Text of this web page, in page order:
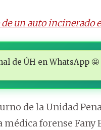
un auto incinerado
de ÚH en WhatsApp 🤩
de la Unidad
forense Fany